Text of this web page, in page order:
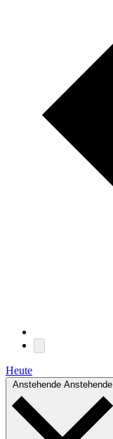
Heute
Anstehende Anstehende